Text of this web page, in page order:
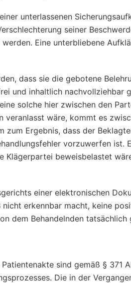
unterlassenen
seiner
Eine unterbliebene
dass sie die gebotene
und inhaltlich nachvollziehbar
solche hier zwischen den
veranlasst wäre, kommt es
zum Ergebnis, dass der
vorzuwerfen ist.
beweisbelastet
einer elektronischen
erkennbar macht, keine
dem Behandelnden
sind gemäß § 371
Die in der